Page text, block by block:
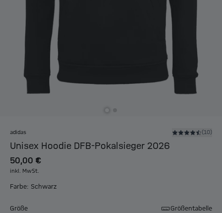
adidas (10)
Unisex Hoodie DFB-Pokalsieger 2026
50,00 €
inkl. MwSt.
Farbe: Schwarz
Größe Größentabelle